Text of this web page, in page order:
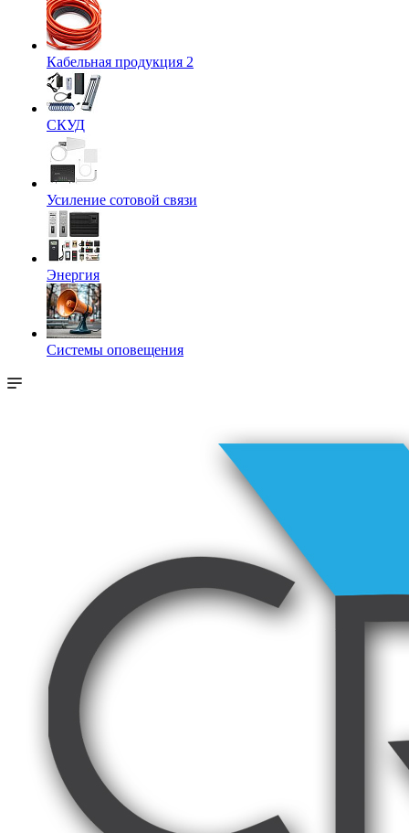
Кабельная продукция 2
СКУД
Усиление сотовой связи
Энергия
Системы оповещения